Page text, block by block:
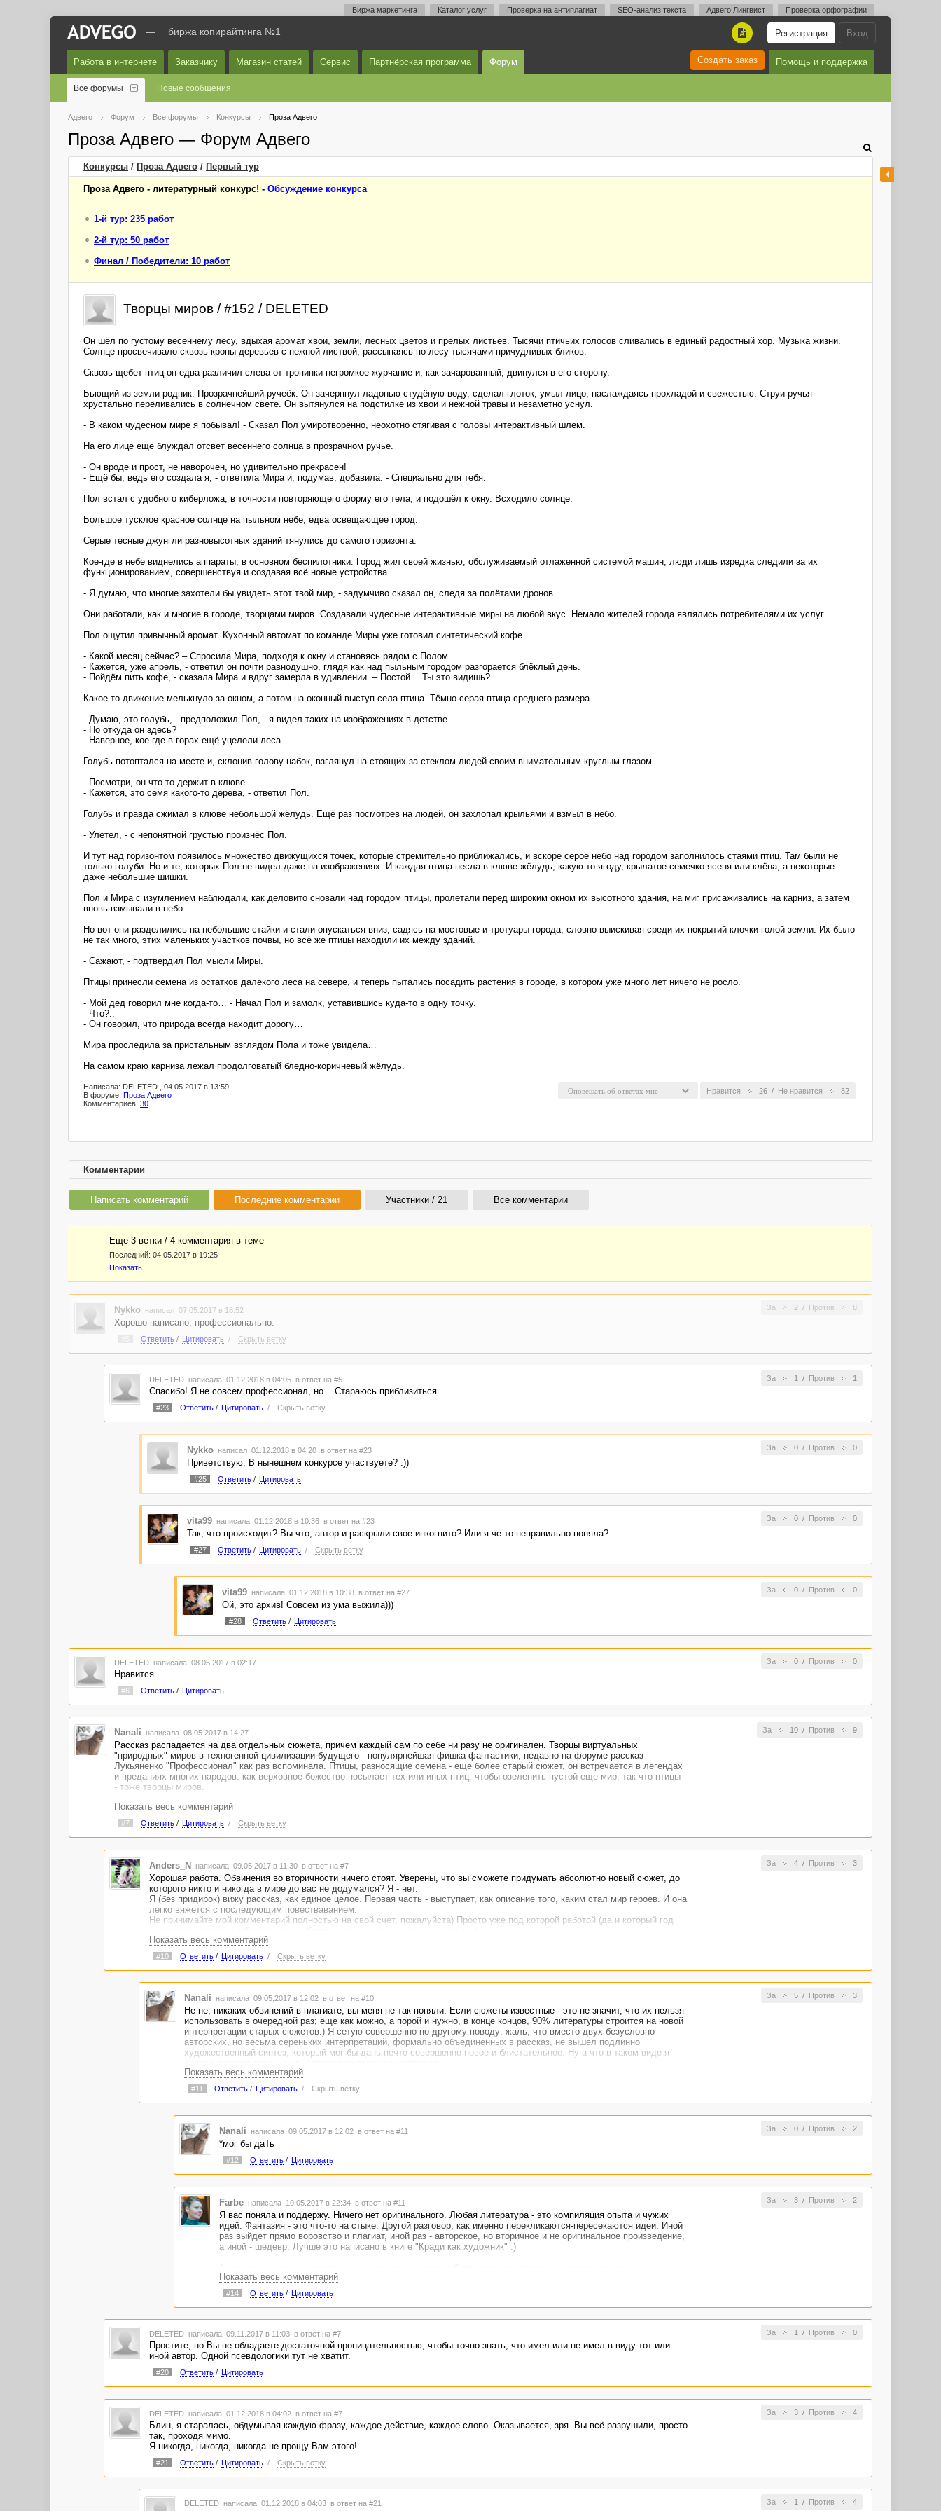
Биржа маркетинга Каталог услуг Проверка на антиплагиат SEO-анализ текста Адвего Лингвист Проверка орфографии
Вход
Регистрация
A
— биржа копирайтинга №1
Работа в интернете Заказчику Магазин статей Сервис Партнёрская программа Форум Помощь и поддержка
Создать заказ
Все форумы Новые сообщения
Адвего Форум Все форумы Конкурсы Проза Адвего
Проза Адвего — Форум Адвего
Конкурсы / Проза Адвего / Первый тур
Проза Адвего - литературный конкурс! - Обсуждение конкурса
1-й тур: 235 работ
2-й тур: 50 работ
Финал / Победители: 10 работ
Творцы миров / #152 / DELETED
Он шёл по густому весеннему лесу, вдыхая аромат хвои, земли, лесных цветов и прелых листьев. Тысячи птичьих голосов сливались в единый радостный хор. Музыка жизни.
Солнце просвечивало сквозь кроны деревьев с нежной листвой, рассыпаясь по лесу тысячами причудливых бликов.
Сквозь щебет птиц он едва различил слева от тропинки негромкое журчание и, как зачарованный, двинулся в его сторону.
Бьющий из земли родник. Прозрачнейший ручеёк. Он зачерпнул ладонью студёную воду, сделал глоток, умыл лицо, наслаждаясь прохладой и свежестью. Струи ручья
хрустально переливались в солнечном свете. Он вытянулся на подстилке из хвои и нежной травы и незаметно уснул.
- В каком чудесном мире я побывал! - Сказал Пол умиротворённо, неохотно стягивая с головы интерактивный шлем.
На его лице ещё блуждал отсвет весеннего солнца в прозрачном ручье.
- Он вроде и прост, не наворочен, но удивительно прекрасен!
- Ещё бы, ведь его создала я, - ответила Мира и, подумав, добавила. - Специально для тебя.
Пол встал с удобного киберложа, в точности повторяющего форму его тела, и подошёл к окну. Всходило солнце.
Большое тусклое красное солнце на пыльном небе, едва освещающее город.
Серые тесные джунгли разновысотных зданий тянулись до самого горизонта.
Кое-где в небе виднелись аппараты, в основном беспилотники. Город жил своей жизнью, обслуживаемый отлаженной системой машин, люди лишь изредка следили за их
функционированием, совершенствуя и создавая всё новые устройства.
- Я думаю, что многие захотели бы увидеть этот твой мир, - задумчиво сказал он, следя за полётами дронов.
Они работали, как и многие в городе, творцами миров. Создавали чудесные интерактивные миры на любой вкус. Немало жителей города являлись потребителями их услуг.
Пол ощутил привычный аромат. Кухонный автомат по команде Миры уже готовил синтетический кофе.
- Какой месяц сейчас? – Спросила Мира, подходя к окну и становясь рядом с Полом.
- Кажется, уже апрель, - ответил он почти равнодушно, глядя как над пыльным городом разгорается блёклый день.
- Пойдём пить кофе, - сказала Мира и вдруг замерла в удивлении. – Постой… Ты это видишь?
Какое-то движение мелькнуло за окном, а потом на оконный выступ села птица. Тёмно-серая птица среднего размера.
- Думаю, это голубь, - предположил Пол, - я видел таких на изображениях в детстве.
- Но откуда он здесь?
- Наверное, кое-где в горах ещё уцелели леса…
Голубь потоптался на месте и, склонив голову набок, взглянул на стоящих за стеклом людей своим внимательным круглым глазом.
- Посмотри, он что-то держит в клюве.
- Кажется, это семя какого-то дерева, - ответил Пол.
Голубь и правда сжимал в клюве небольшой жёлудь. Ещё раз посмотрев на людей, он захлопал крыльями и взмыл в небо.
- Улетел, - с непонятной грустью произнёс Пол.
И тут над горизонтом появилось множество движущихся точек, которые стремительно приближались, и вскоре серое небо над городом заполнилось стаями птиц. Там были не
только голуби. Но и те, которых Пол не видел даже на изображениях. И каждая птица несла в клюве жёлудь, какую-то ягоду, крылатое семечко ясеня или клёна, а некоторые
даже небольшие шишки.
Пол и Мира с изумлением наблюдали, как деловито сновали над городом птицы, пролетали перед широким окном их высотного здания, на миг присаживались на карниз, а затем
вновь взмывали в небо.
Но вот они разделились на небольшие стайки и стали опускаться вниз, садясь на мостовые и тротуары города, словно выискивая среди их покрытий клочки голой земли. Их было
не так много, этих маленьких участков почвы, но всё же птицы находили их между зданий.
- Сажают, - подтвердил Пол мысли Миры.
Птицы принесли семена из остатков далёкого леса на севере, и теперь пытались посадить растения в городе, в котором уже много лет ничего не росло.
- Мой дед говорил мне когда-то… - Начал Пол и замолк, уставившись куда-то в одну точку.
- Что?..
- Он говорил, что природа всегда находит дорогу…
Мира проследила за пристальным взглядом Пола и тоже увидела…
На самом краю карниза лежал продолговатый бледно-коричневый жёлудь.
Нравится 26 / Не нравится 82
Написала: DELETED , 04.05.2017 в 13:59
В форуме: Проза Адвего
Комментариев: 30
Комментарии
Написать комментарий Последние комментарии Участники / 21 Все комментарии
Еще 3 ветки / 4 комментария в темe
Последний: 04.05.2017 в 19:25
Показать
За 2 / Против 8
Nykko написал 07.05.2017 в 18:52
Хорошо написано, профессионально.
Ответить/ Цитировать / Скрыть ветку
За 1 / Против 1
DELETED написала 01.12.2018 в 04:05 в ответ на #5
Спасибо! Я не совсем профессионал, но... Стараюсь приблизиться.
#23 Ответить/ Цитировать / Скрыть ветку
За 0/ Против 0
Nykko написал 01.12.2018 в 04:20 в ответ на #23
Приветствую. В нынешнем конкурсе участвуете? :))
#25 Ответить/ Цитировать
За 0/ Против 0
vita99 написала 01.12.2018 в 10:36 в ответ на #23
Так, что происходит? Вы что, автор и раскрыли свое инкогнито? Или я че-то неправильно поняла?
#27 Ответить/ Цитировать / Скрыть ветку
За 0/ Против 0
vita99 написала 01.12.2018 в 10:38 в ответ на #27
Ой, это архив! Совсем из ума выжила)))
#28 Ответить/ Цитировать
За 0/ Против 0
DELETED написала 08.05.2017 в 02:17
Нравится.
#6 Ответить/ Цитировать
За 10/ Против 9
Nanali написала 08.05.2017 в 14:27
Рассказ распадается на два отдельных сюжета, причем каждый сам по себе ни разу не оригинален. Творцы виртуальных
"природных" миров в техногенной цивилизации будущего - популярнейшая фишка фантастики; недавно на форуме рассказ
Лукьяненко "Профессионал" как раз вспоминала. Птицы, разносящие семена - еще более старый сюжет, он встречается в легендах
и преданиях многих народов: как верховное божество посылает тех или иных птиц, чтобы озеленить пустой еще мир; так что птицы
- тоже творцы миров.
Но вряд ли автор имел в виду этот момент, давая название рассказу; из текста это никоим боком не следует. Эх, даже обидно: а
ведь как лихо можно было бы завернуть, если бы эти сюжеты не просто грубо пристыковать друг к другу, а грамотно, гармонично,
красиво объединить! Увы... Прочитала.
Показать весь комментарий
#7 Ответить/ Цитировать / Скрыть ветку
За 4/ Против 3
Anders_N написала 09.05.2017 в 11:30 в ответ на #7
Хорошая работа. Обвинения во вторичности ничего стоят. Уверены, что вы сможете придумать абсолютно новый сюжет, до
которого никто и никогда в мире до вас не додумался? Я - нет.
Я (без придирок) вижу рассказ, как единое целое. Первая часть - выступает, как описание того, каким стал мир героев. И она
легко вяжется с последующим повестваванием.
Не принимайте мой комментарий полностью на свой счет, пожалуйста) Просто уже под которой работой (да и который год
К рассказу обязательно вернусь после прочтения всех работ - явный претендент на плюс.
Показать весь комментарий
#10 Ответить/ Цитировать / Скрыть ветку
За 5/ Против 3
Nanali написала 09.05.2017 в 12:02 в ответ на #10
Не-не, никаких обвинений в плагиате, вы меня не так поняли. Если сюжеты известные - это не значит, что их нельзя
использовать в очередной раз; еще как можно, а порой и нужно, в конце концов, 90% литературы строится на новой
интерпретации старых сюжетов:) Я сетую совершенно по другому поводу: жаль, что вместо двух безусловно
авторских, но весьма сереньких интерпретаций, формально объединенных в рассказ, не вышел подлинно
художественный синтез, который мог бы дань нечто совершенно новое и блистательное. Ну а что в таком виде я
Показать весь комментарий
#11 Ответить/ Цитировать / Скрыть ветку
За 0/ Против 2
Nanali написала 09.05.2017 в 12:02 в ответ на #11
*мог бы даТь
#12 Ответить/ Цитировать
За 3/ Против 2
Farbe написала 10.05.2017 в 22:34 в ответ на #11
Я вас поняла и поддержу. Ничего нет оригинального. Любая литература - это компиляция опыта и чужих
идей. Фантазия - это что-то на стыке. Другой разговор, как именно перекликаются-пересекаются идеи. Иной
раз выйдет прямо воровство и плагиат, иной раз - авторское, но вторичное и не оригинальное произведение,
а иной - шедевр. Лучше это написано в книге "Кради как художник" :)
создание голубями мира, и, если отсылки к Ноеву ковчегу и выпущенному голубю мне не почудились, то и
их прописать немного четче. Но, на мой вкус, все равно достойный рассказ. Плюсану :)
Показать весь комментарий
#14 Ответить/ Цитировать
За 1 / Против 0
DELETED написала 09.11.2017 в 11:03 в ответ на #7
Простите, но Вы не обладаете достаточной проницательностью, чтобы точно знать, что имел или не имел в виду тот или
иной автор. Одной псевдологики тут не хватит.
#20 Ответить/ Цитировать
За 3/ Против 4
DELETED написала 01.12.2018 в 04:02 в ответ на #7
Блин, я старалась, обдумывая каждую фразу, каждое действие, каждое слово. Оказывается, зря. Вы всё разрушили, просто
так, проходя мимо.
Я никогда, никогда, никогда не прощу Вам этого!
#21 Ответить/ Цитировать / Скрыть ветку
За 1 / Против 4
DELETED написала 01.12.2018 в 04:03 в ответ на #21